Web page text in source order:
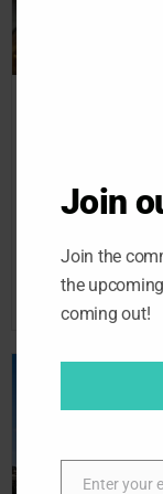
Ver Más
27/07/
Join
Join the
the
coming out!
Enter your